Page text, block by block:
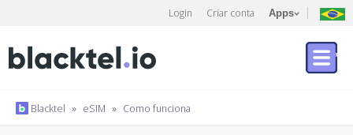
Login Criar conta Apps
Blacktel » eSIM » Como funciona